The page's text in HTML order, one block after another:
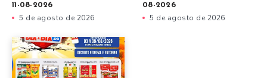
11-08-2026
5 de agosto de 2026
08-2026
5 de agosto de 2026